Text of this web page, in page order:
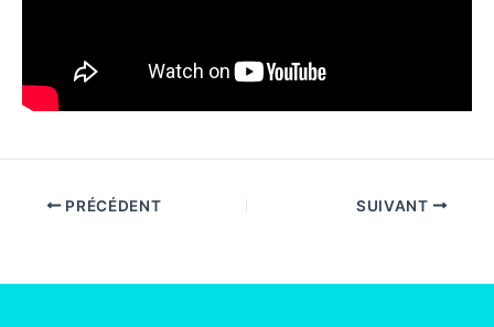
PRÉCÉDENT SUIVANT